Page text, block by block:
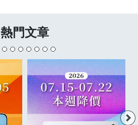
熱門文章